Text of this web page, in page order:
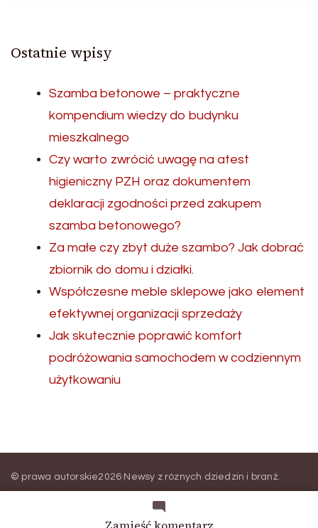
we
Ostatnie wpisy
Szamba betonowe – praktyczne
kompendium wiedzy do budynku
mieszkalnego
Czy warto zwrócić uwagę na atest
higieniczny PZH oraz dokumentem
deklaracji zgodności przed zakupem
szamba betonowego?
Za małe czy zbyt duże szambo? Jak dobrać
zbiornik do domu i działki.
Współczesne meble sklepowe jako element
efektywnej organizacji sprzedaży
Jak skutecznie poprawić komfort
podróżowania samochodem w codziennym
użytkowaniu
© prawa autorskie2026 Newsy z róznych dziedzin i branż.
Wspierany przez